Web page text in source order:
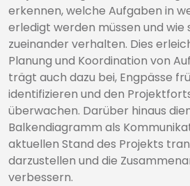
erkennen, welche Aufgaben in
erledigt werden müssen und wie
zueinander verhalten. Dies
Planung und Koordination von
trägt auch dazu bei, Engpässe
identifizieren und den
überwachen. Darüber hinaus
Balkendiagramm als
aktuellen Stand des Projekts
darzustellen und die
verbessern.